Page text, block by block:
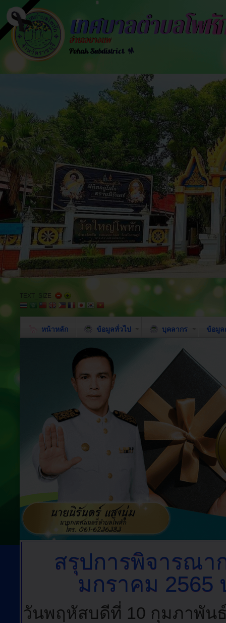
TEXT_SIZE
หน้าหลัก ข้อมูลทั่วไป บุคลากร ข้อมูล
สรุปการพิจารณา
มกราคม 2565
วันพฤหัสบดีที่ 10 กุมภาพัน